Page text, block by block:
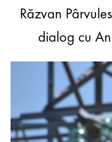
Răzvan
dialog cu